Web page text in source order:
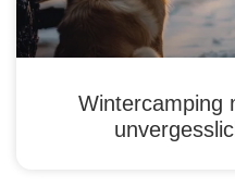
Wintercamping